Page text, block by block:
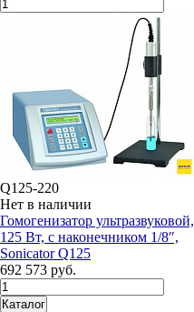
Q125-220
Нет в наличии
Гомогенизатор ультразвуковой,
125 Вт, с наконечником 1/8″,
Sonicator Q125
692 573 руб.
Каталог